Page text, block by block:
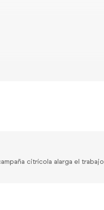
citrícola alarga el trabajo